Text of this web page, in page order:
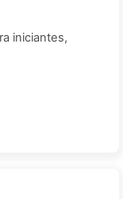
iniciantes,